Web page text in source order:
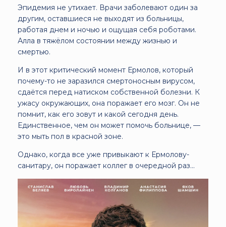
Эпидемия не утихает. Врачи заболевают один за
другим, оставшиеся не выходят из больницы,
работая днем и ночью и ощущая себя роботами.
Алла в тяжёлом состоянии между жизнью и
смертью.
И в этот критический момент Ермолов, который
почему-то не заразился смертоносным вирусом,
сдаётся перед натиском собственной болезни. К
ужасу окружающих, она поражает его мозг. Он не
помнит, как его зовут и какой сегодня день.
Единственное, чем он может помочь больнице, —
это мыть пол в красной зоне.
Однако, когда все уже привыкают к Ермолову-
санитару, он поражает коллег в очередной раз...